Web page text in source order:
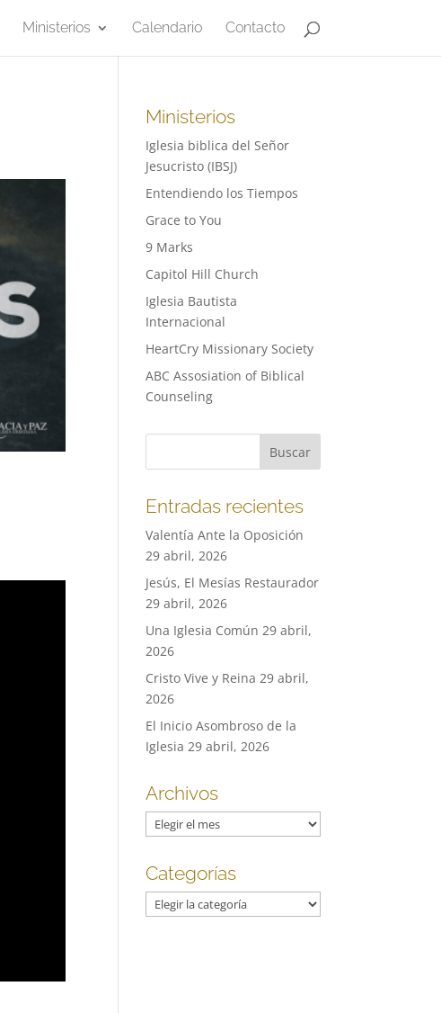
Ministerios Calendario Contacto
Ministerios
Iglesia biblica del Señor
Jesucristo (IBSJ)
Entendiendo los Tiempos
Grace to You
9 Marks
Capitol Hill Church
Iglesia Bautista
Internacional
HeartCry Missionary Society
ABC Assosiation of Biblical
Counseling
Entradas recientes
Valentía Ante la Oposición
29 abril, 2026
Jesús, El Mesías Restaurador
29 abril, 2026
Una Iglesia Común 29 abril,
2026
Cristo Vive y Reina 29 abril,
2026
El Inicio Asombroso de la
Iglesia 29 abril, 2026
Archivos
Archivos
Categorías
Categorías